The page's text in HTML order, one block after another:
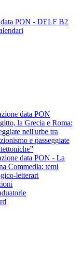
PON - DELF B2
data PON
la Grecia e Roma:
nell'urbe tra
e passeggiate
data PON - La
Commedia: temi
letterari